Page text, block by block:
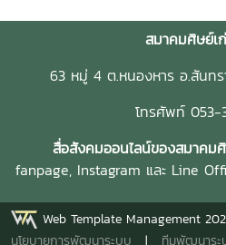
สมาคมศิษย์เ
63 หมู่ 4 ต.หนองหาร อ.สันทร
โทรศัพท์ 053-
สื่อสังคมออนไลน์ของสมาคม
fanpage,Instagram และ Line
Web Template Management
นโยบายการพัฒนาระบบ | ทีมพัฒนาระ